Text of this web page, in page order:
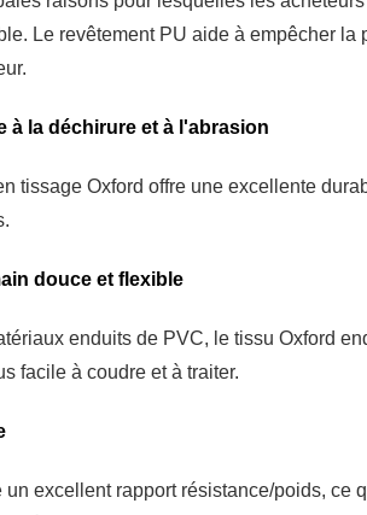
Le revêtement PU aide à empêcher la
à la déchirure et à l'abrasion
tissage Oxford offre une excellente
douce et flexible
enduits de PVC, le tissu Oxford
facile à coudre et à traiter.
un excellent rapport résistance/poids, ce